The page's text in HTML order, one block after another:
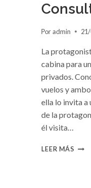
Por admin
La
cabina para
privados.
vuelos y
ella lo invita a
de la
él visita…
LEER MÁS